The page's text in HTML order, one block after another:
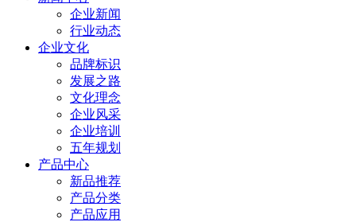
企业新闻
行业动态
企业文化
品牌标识
发展之路
文化理念
企业风采
企业培训
五年规划
产品中心
新品推荐
产品分类
产品应用